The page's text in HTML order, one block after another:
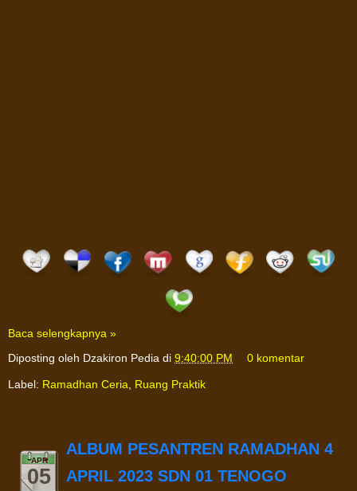
Baca selengkapnya »
Diposting oleh Dzakiron Pedia di 9:40:00 PM 0 komentar
Label: Ramadhan Ceria Ruang Praktik
APR
05
ALBUM PESANTREN RAMADHAN 4
APRIL 2023 SDN 01 TENOGO